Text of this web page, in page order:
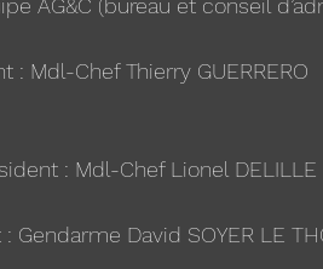
AG&C (bureau et conseil
: Mdl-Chef Thierry GUERRERO
: Mdl-Chef Lionel DELILLE
Gendarme David SOYER LE